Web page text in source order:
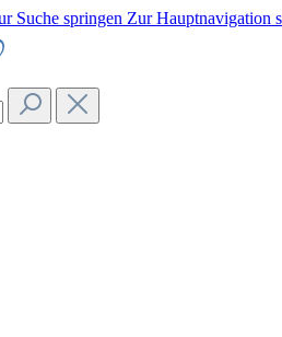
Suche springen Zur Hauptnavigation